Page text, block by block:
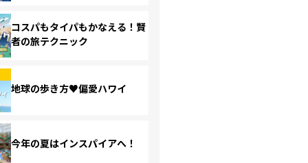
コスパもタイパもかなえる！賢
者の旅テクニック
地球の歩き方♥偏愛ハワイ
今年の夏はインスパイアへ！